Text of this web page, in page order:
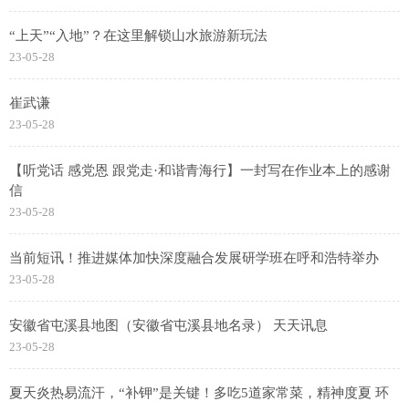
“上天”“入地”？在这里解锁山水旅游新玩法
23-05-28
崔武谦
23-05-28
【听党话 感党恩 跟党走·和谐青海行】一封写在作业本上的感谢
信
23-05-28
当前短讯！推进媒体加快深度融合发展研学班在呼和浩特举办
23-05-28
安徽省屯溪县地图（安徽省屯溪县地名录） 天天讯息
23-05-28
夏天炎热易流汗，“补钾”是关键！多吃5道家常菜，精神度夏 环